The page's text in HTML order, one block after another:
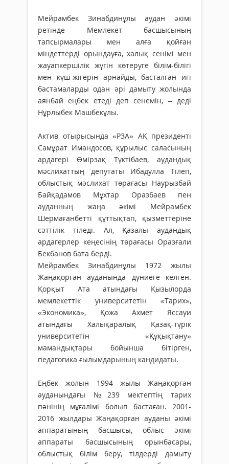
Мейрамбек Зинабдинұлы аудан әкімі
ретінде Мемлекет басшысының
тапсырмалары мен алға қойған
міндеттерді орындауға, халық сенімі мен
жауапкершілік жүгін көтеруге білім-білігі
мен күш-жігерін арнайды, басталған игі
бастамаларды одан әрі дамыту жолында
аянбай еңбек етеді деп сенемін, – деді
Нұрлыбек Машбекұлы.
Актив отырысында «РЗА» АҚ президенті
Самұрат Имандосов, құрылыс саласының
ардагері Өмірзақ Түктібаев, аудандық
мәслихаттың депутаты Ибадулла Тілеп,
облыстық мәслихат төрағасы Наурызбай
Байқадамов Мұхтар Оразбаев пен
ауданның жаңа әкімі Мейрамбек
Шермағанбетті құттықтап, қызметтеріне
сәттілік тіледі. Ал, Қазалы аудандық
ардагерлер кеңесінің төрағасы Оразғали
Бекбанов бата берді.
Мейрамбек Зинабдинұлы 1972 жылы
Жаңақорған ауданында дүниеге келген.
Қорқыт Ата атындағы Қызылорда
мемлекеттік университетін «Тарих»,
«Экономика», Қожа Ахмет Яссауи
атындағы Халықаралық Қазақ-түрік
университетін «Құқықтану»
мамандықтары бойынша бітірген,
педагогика ғылымдарының кандидаты.
Еңбек жолын 1994 жылы Жаңақорған
ауданындағы №239 мектептің тарих
пәнінің мұғалімі болып бастаған. 2001-
2016 жылдары Жаңақорған ауданы әкімі
аппаратының басшысы, облыс әкімі
аппараты басшысының орынбасары,
облыстық білім беру, тілдерді дамыту